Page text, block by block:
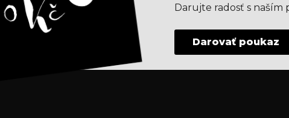
Darujte radosť s naším
Darovať poukaz